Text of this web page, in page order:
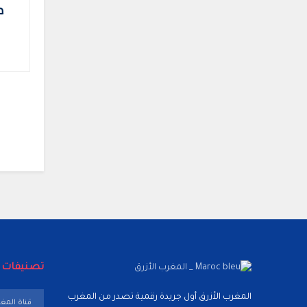
المغرب الأزرق أول جريدة رقمية تصدر من المغرب
تصنيفات
تصنيفات